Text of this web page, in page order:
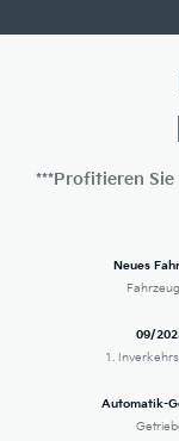
***Profitieren
Neues
09/
1.
Automatik-